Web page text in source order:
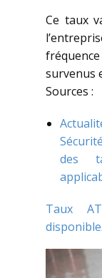
Ce taux
survenus
Sources :
des
Taux